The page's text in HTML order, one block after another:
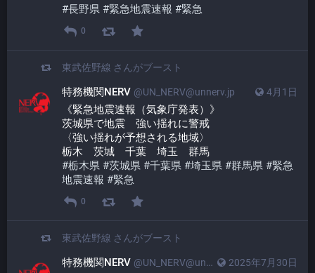
#長野県 #緊急地震速報 #緊急
0
東武佐野線 さんがブースト
4月1日
特務機関NERV @UN_NERV@unnerv.jp
《緊急地震速報（気象庁発表）》
茨城県で地震　強い揺れに警戒
〈強い揺れが予想される地域〉
栃木　茨城　千葉　埼玉　群馬
#栃木県 #茨城県 #千葉県 #埼玉県 #群馬県 #緊急
地震速報 #緊急
0
東武佐野線 さんがブースト
2025年7月30日
特務機関NERV @UN_NERV@unnerv.jp